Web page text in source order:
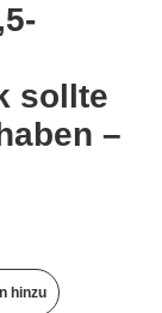
sollte
–
hinzu